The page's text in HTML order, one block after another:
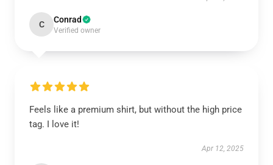
C Conrad
Verified owner
Feels like a premium shirt, but without the high price
tag. I love it!
Apr 12, 2025